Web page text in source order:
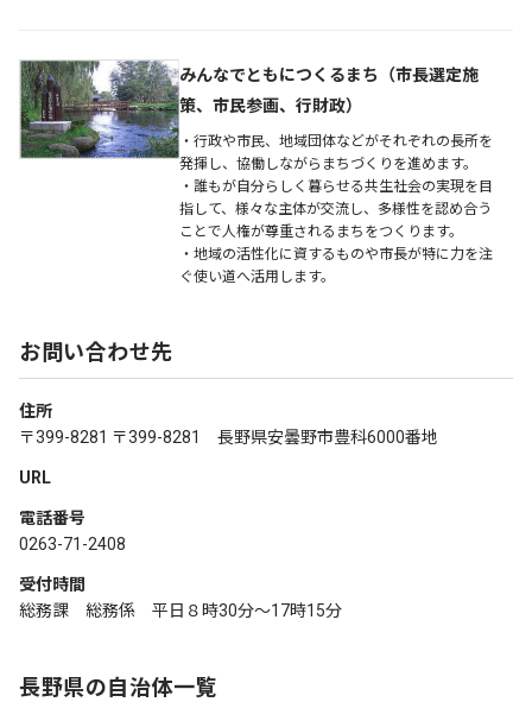
みんなでともにつくるまち（市長選定施
策、市民参画、行財政）
・行政や市民、地域団体などがそれぞれの長所を
発揮し、協働しながらまちづくりを進めます。
・誰もが自分らしく暮らせる共生社会の実現を目
指して、様々な主体が交流し、多様性を認め合う
ことで人権が尊重されるまちをつくります。
・地域の活性化に資するものや市長が特に力を注
ぐ使い道へ活用します。
お問い合わせ先
住所
〒399-8281 〒399-8281 長野県安曇野市豊科6000番地
URL
電話番号
0263-71-2408
受付時間
総務課 総務係 平日８時30分～17時15分
長野県の自治体一覧